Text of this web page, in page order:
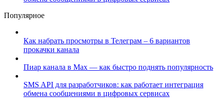
Популярное
Как набрать просмотры в Телеграм – 6 вариантов
прокачки канала
Пиар канала в Max — как быстро поднять популярность
SMS API для разработчиков: как работает интеграция
обмена сообщениями в цифровых сервисах